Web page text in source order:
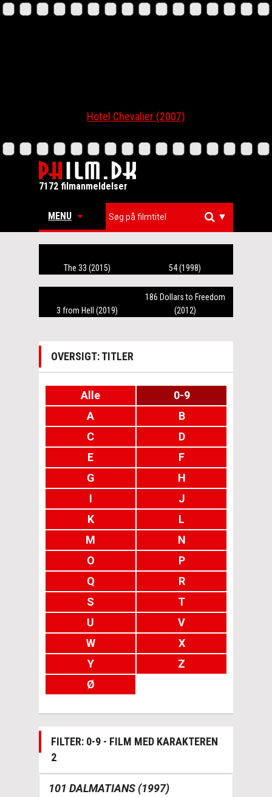
Hotel Chevalier (2007)
7172 filmanmeldelser
MENU ▼
The 33 (2015) 54 (1998)
3 from Hell (2019)
186 Dollars to Freedom
(2012)
OVERSIGT: TITLER
Alle
0-9
A
B
C
D
E
F
G
H
I
J
K
L
M
N
O
P
Q
R
S
T
U
V
W
X
Y
Z
Ø
FILTER: 0-9 - FILM MED KARAKTEREN
2
101 DALMATIANS (1997)